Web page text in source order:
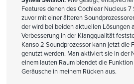
Features denen des Cochlear Nucleus 7
zuvor mit einer älteren
der wird bei beiden aktuellen Lösungen
Verbesserung in der Klangqualität
Kanso 2 Soundprozessor kann jetzt die
genutzt werden. Man aktiviert sie in der
einem lauten Raum blendet die
Geräusche in meinem Rücken aus.